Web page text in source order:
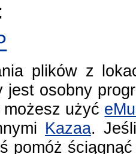
plików z
jest osobny
możesz użyć
Kazaa.
pomóż